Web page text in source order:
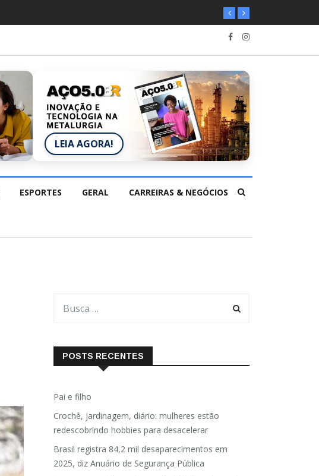
LEIA AGORA!
ESPORTES GERAL CARREIRAS & NEGÓCIOS
POSTS RECENTES
Pai e filho
Crochê, jardinagem, diário: mulheres estão
redescobrindo hobbies para desacelerar
Brasil registra 84,2 mil desaparecimentos em
2025, diz Anuário de Segurança Pública